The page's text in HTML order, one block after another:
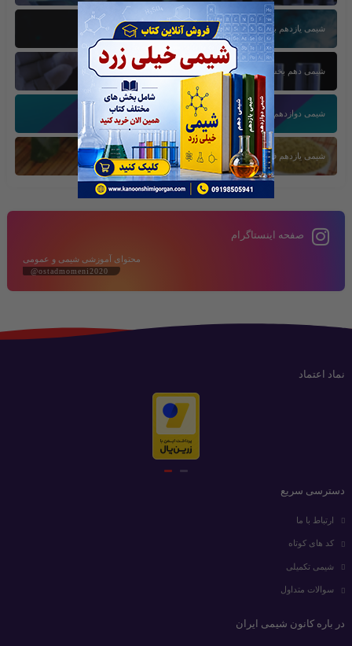
شیمی یازدهم بخش سوم
شیمی دهم بخش اول
شیمی دوازدهم بخش سوم
شیمی یازدهم فصل دوم
صفحه اینستاگرام
محتوای آموزشی شیمی و عمومی
@ostadmomeni2020
نماد اعتماد
دسترسی سریع
ارتباط با ما
کد های کوتاه
شیمی تکمیلی
سوالات متداول
در باره کانون شیمی ایران